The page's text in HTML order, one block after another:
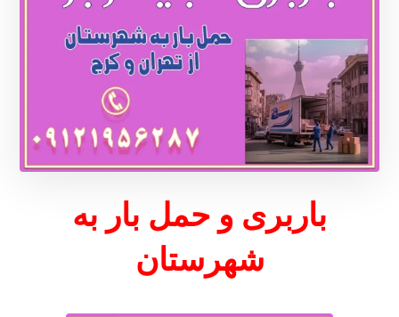
باربری و حمل بار به
شهرستان